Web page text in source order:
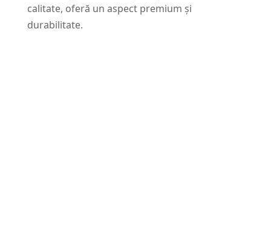
calitate, oferă un aspect premium și
durabilitate.